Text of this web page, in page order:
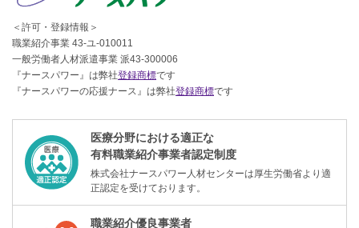
＜許可・登録情報＞
職業紹介事業 43-ユ-010011
一般労働者人材派遣事業 派43-300006
『ナースパワー』は弊社登録商標です
『ナースパワーの応援ナース』は弊社登録商標です
医療分野における適正な
有料職業紹介事業者認定制度
株式会社ナースパワー人材センターは厚生労働省より適
正認定を受けております。
職業紹介優良事業者